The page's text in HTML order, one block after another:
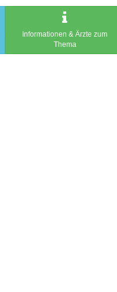
Informationen & Ärzte zum
Thema